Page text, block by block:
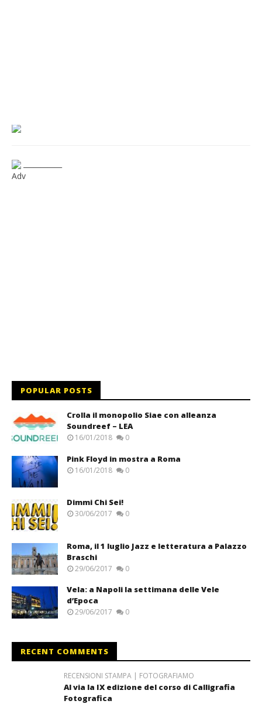
Adv
POPULAR POSTS
Crolla il monopolio Siae con alleanza
Soundreef – LEA
16/01/2018 0
Pink Floyd in mostra a Roma
16/01/2018 0
Dimmi Chi Sei!
30/06/2017 0
Roma, il 1 luglio Jazz e letteratura a Palazzo
Braschi
29/06/2017 0
Vela: a Napoli la settimana delle Vele
d’Epoca
29/06/2017 0
RECENT COMMENTS
RECENSIONI STAMPA | FOTOGRAFIAMO
Al via la IX edizione del corso di Calligrafia
Fotografica